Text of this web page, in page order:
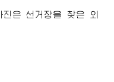
은 선거장을 찾은 외